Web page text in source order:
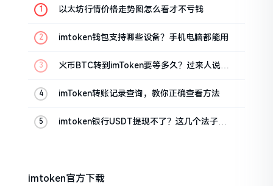
以太坊行情价格走势图怎么看才不亏钱
imtoken钱包支持哪些设备？手机电脑都能用
火币BTC转到imToken要等多久？过来人说说
imToken转账记录查询，教你正确查看方法
imtoken银行USDT提现不了？这几个法子能
imtoken官方下载